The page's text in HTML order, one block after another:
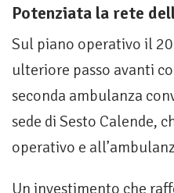
Potenziata la rete
Sul piano operativo il
ulteriore passo avanti
seconda ambulanza
sede di Sesto Calende,
operativo e
Un investimento che